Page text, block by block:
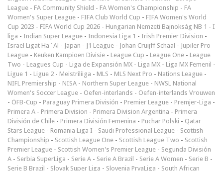
League - FA Community Shield - FA Women's Championship - FA
Women's Super League - FIFA Club World Cup - FIFA Women's World
Cup 2023 - FIFA World Cup 2026 - Hungarian Nemzeti Bajnokság NB 1 - I
liga - Indian Super League - Indonesia Liga 1 - Irish Premier Division -
Israel Ligat Ha`Al - Japan - J1 League - Johan Cruijff Schaal - Jupiler Pro
League - Keuken Kampioen Divisie - League Cup - League One - League
Two - Leagues Cup - Liga de Expansión MX - Liga MX - Liga MX Femenil -
Ligue 1 - Ligue 2 - Meistriliiga - MLS - MLS Next Pro - Nations League -
NIFL Premiership - NISA - Northern Super League - NWSL National
Women's Soccer League - Oefen-interlands - Oefen-interlands Vrouwen
- ÖFB-Cup - Paraguay Primera División - Premier League - Premjer-Liga -
Primera A - Primera Division - Primera Division Argentina - Primera
División de Chile - Primera División Femenina - Puchar Polski - Qatar
Stars League - Romania Liga I - Saudi Professional League - Scottish
Championship - Scottish League One - Scottish League Two - Scottish
Premier League - Scottish Women's Premier League - Segunda División
A - Serbia SuperLiga - Serie A - Serie A Brazil - Serie A Women - Serie B -
Serie B Brazil - Slovak Super Liga - Slovenia PrvaLiga - South African